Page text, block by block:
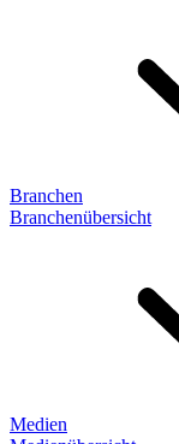
Branchen
Branchenübersicht
Medien